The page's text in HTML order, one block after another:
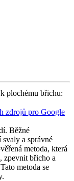
plochému břichu:
zdrojů pro Google
Běžné
a správné
metoda, která
zpevnit břicho a
metoda se